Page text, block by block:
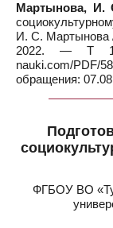
Мартынова, И.
И. С. Мартынова
2022. — Т
nauki.com/
обращения:
ФГБОУ ВО